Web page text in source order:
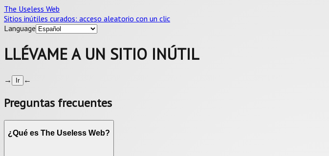
The Useless Web
Sitios inútiles curados: acceso aleatorio con un clic
Language
LLÉVAME A UN SITIO INÚTIL
→ Ir ←
Preguntas frecuentes
¿Qué es The Useless Web?